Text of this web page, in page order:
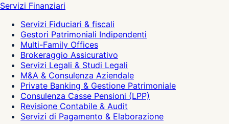
Servizi Finanziari
Servizi Fiduciari & fiscali
Gestori Patrimoniali Indipendenti
Multi-Family Offices
Brokeraggio Assicurativo
Servizi Legali & Studi Legali
M&A & Consulenza Aziendale
Private Banking & Gestione Patrimoniale
Consulenza Casse Pensioni (LPP)
Revisione Contabile & Audit
Servizi di Pagamento & Elaborazione